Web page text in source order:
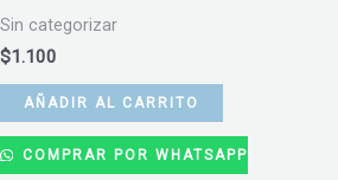
Sin categorizar
$1.100
AÑADIR AL CARRITO
COMPRAR POR WHATSAPP